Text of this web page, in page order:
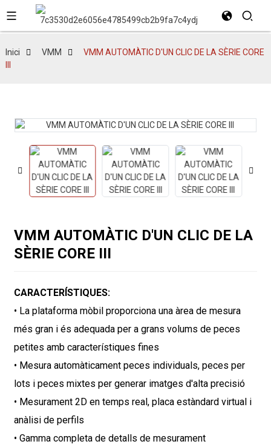
Inici VMM
VMM AUTOMÀTIC D'UN CLIC DE LA SÈRIE CORE
VMM AUTOMÀTIC D'UN CLIC DE LA
SÈRIE CORE III
CARACTERÍSTIQUES:
• La plataforma mòbil proporciona una àrea de mesura
més gran i és adequada per a grans volums de peces
petites amb característiques fines
• Mesura automàticament peces individuals, peces per
lots i peces mixtes per generar imatges d'alta precisió
• Mesurament 2D en temps real, placa estàndard virtual i
anàlisi de perfils
• Gamma completa de detalls de mesurament